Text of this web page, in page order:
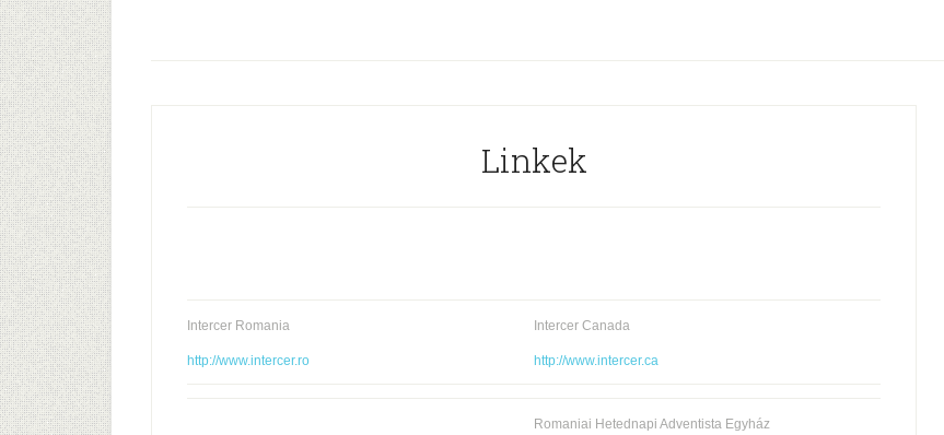
Linkek
Intercer Romania
http://www.intercer.ro
Intercer Canada
http://www.intercer.ca
Romaniai Hetednapi Adventista Egyház